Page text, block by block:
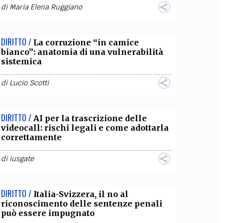
diMaria Elena Ruggiano
DIRITTO / La corruzione “in camice
bianco”: anatomia di una vulnerabilità
sistemica
diLucio Scotti
DIRITTO / AI per la trascrizione delle
videocall: rischi legali e come adottarla
correttamente
diiusgate
DIRITTO / Italia-Svizzera, il no al
riconoscimento delle sentenze penali
può essere impugnato